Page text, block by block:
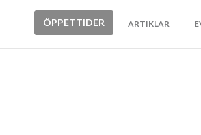
ÖPPETTIDER ARTIKLAR